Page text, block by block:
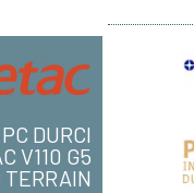
PC DURCI
V110 G5
TERRAIN